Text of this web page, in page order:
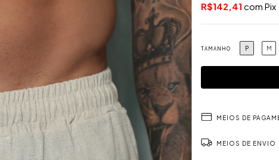
R$142,41 com Pix
TAMANHO P M
MEIOS DE
MEIOS DE ENVIO